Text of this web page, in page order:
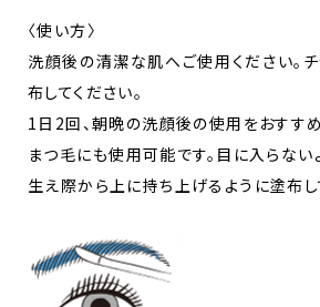
〈使い方〉
洗顔後の清潔な肌へご使用ください。
布してください。
1日2回、朝晩の洗顔後の使用をおすすめ
まつ毛にも使用可能です。目に入らない
生え際から上に持ち上げるように塗布し